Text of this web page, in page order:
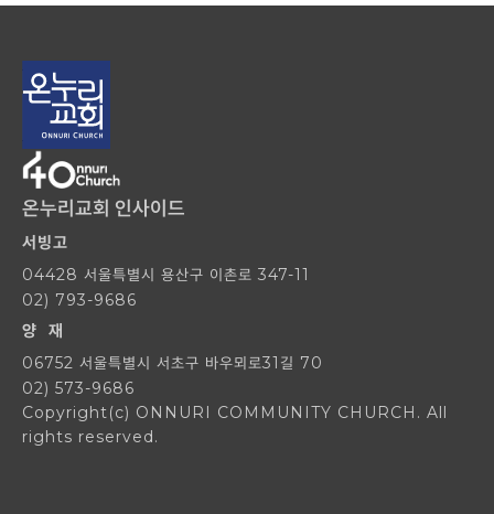
온누리교회 인사이드
서빙고
04428 서울특별시 용산구 이촌로 347-11
02) 793-9686
양 재
06752 서울특별시 서초구 바우뫼로31길 70
02) 573-9686
Copyright(c) ONNURI COMMUNITY CHURCH. All
rights reserved.